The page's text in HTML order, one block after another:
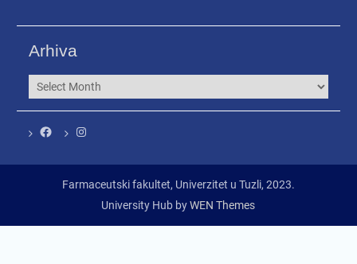
Arhiva
Arhiva
FacebookInstagram
Farmaceutski fakultet, Univerzitet u Tuzli, 2023.
University Hub byWEN Themes